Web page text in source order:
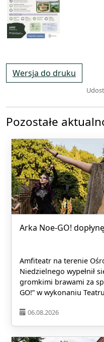
Wersja do druku
Pozostałe
Arka Noe-GO!
Amfiteatr na terenie
Niedzielnego wypełnił
gromkimi brawami za
GO!” w wykonaniu
06.08.2026